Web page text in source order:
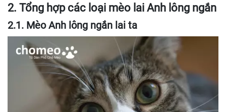
2. Tổng hợp các loại mèo lai Anh lông ngắn
2.1. Mèo Anh lông ngắn lai ta